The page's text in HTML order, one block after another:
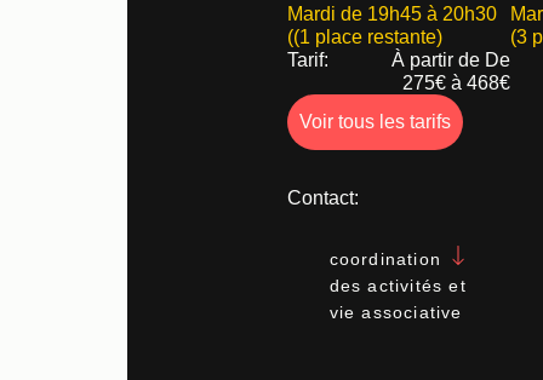
Mardi de 19h45 à 20h30
((1 place restante)
(3
Tarif:
À partir de De
275€ à 468€
Voir tous les tarifs
Contact:
coordination
des activités et
vie associative